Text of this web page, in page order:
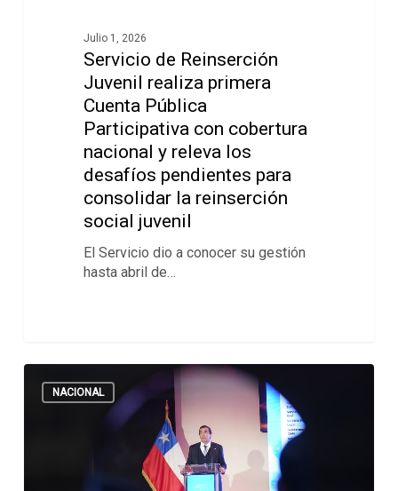
Julio 1, 2026
Servicio de Reinserción
Juvenil realiza primera
Cuenta Pública
Participativa con cobertura
nacional y releva los
desafíos pendientes para
consolidar la reinserción
social juvenil
El Servicio dio a conocer su gestión
hasta abril de…
NACIONAL